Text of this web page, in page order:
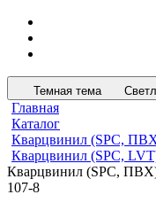
Темная тема
Главная
Каталог
Кварцвинил (SPC,
Кварцвинил (SPC,
Кварцвинил (SPC,
107-8